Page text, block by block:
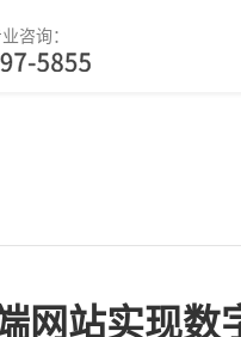
咨询：
网站实现数